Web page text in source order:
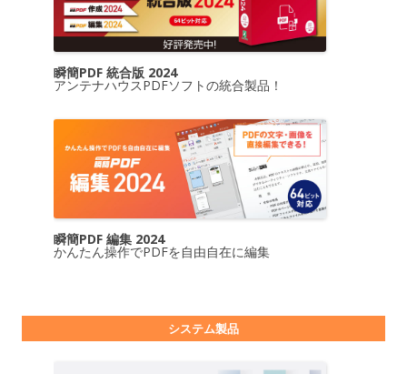
瞬簡PDF 統合版 2024
アンテナハウスPDFソフトの統合製品！
瞬簡PDF 編集 2024
かんたん操作でPDFを自由自在に編集
システム製品